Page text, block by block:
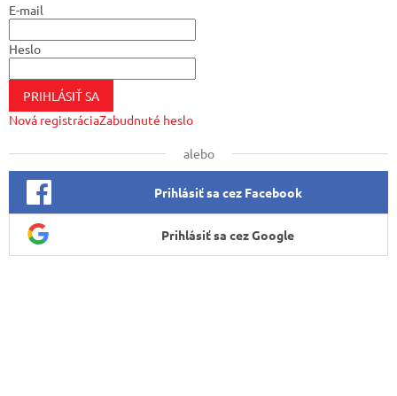
E-mail
Heslo
PRIHLÁSIŤ SA
Nová registráciaZabudnuté heslo
alebo
Prihlásiť sa cez Facebook
Prihlásiť sa cez Google